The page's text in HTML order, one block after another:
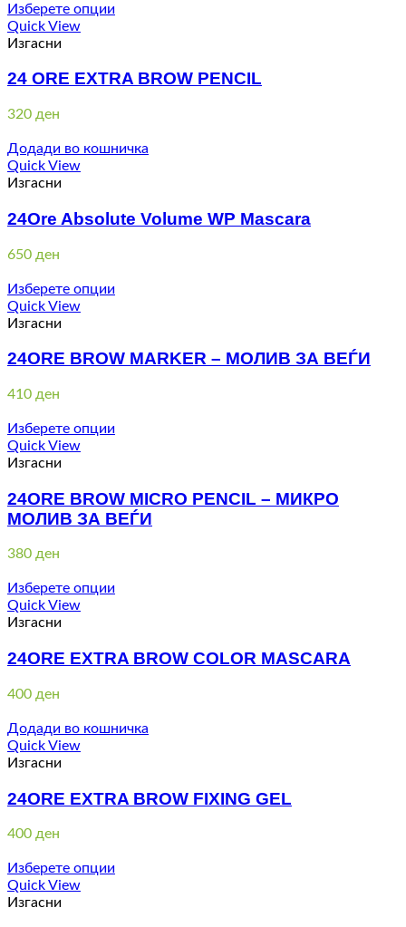
Изберете опции
Quick View
Изгасни
24 ORE EXTRA BROW PENCIL
320 ден
Додади во кошничка
Quick View
Изгасни
24Ore Absolute Volume WP Mascara
650 ден
Изберете опции
Quick View
Изгасни
24ORE BROW MARKER – МОЛИВ ЗА ВЕЃИ
410 ден
Изберете опции
Quick View
Изгасни
24ORE BROW MICRO PENCIL – МИКРО
МОЛИВ ЗА ВЕЃИ
380 ден
Изберете опции
Quick View
Изгасни
24ORE EXTRA BROW COLOR MASCARA
400 ден
Додади во кошничка
Quick View
Изгасни
24ORE EXTRA BROW FIXING GEL
400 ден
Изберете опции
Quick View
Изгасни